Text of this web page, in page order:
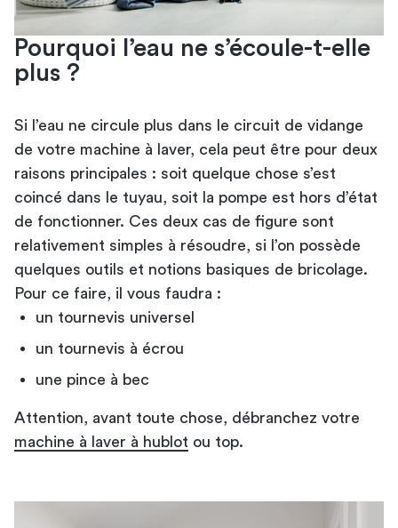
Pourquoi l’eau ne s’écoule-t-elle
plus ?
Si l’eau ne circule plus dans le circuit de vidange
de votre machine à laver, cela peut être pour deux
raisons principales : soit quelque chose s’est
coincé dans le tuyau, soit la pompe est hors d’état
de fonctionner. Ces deux cas de figure sont
relativement simples à résoudre, si l’on possède
quelques outils et notions basiques de bricolage.
Pour ce faire, il vous faudra :
un tournevis universel
un tournevis à écrou
une pince à bec
Attention, avant toute chose, débranchez votre
machine à laver à hublot ou top.